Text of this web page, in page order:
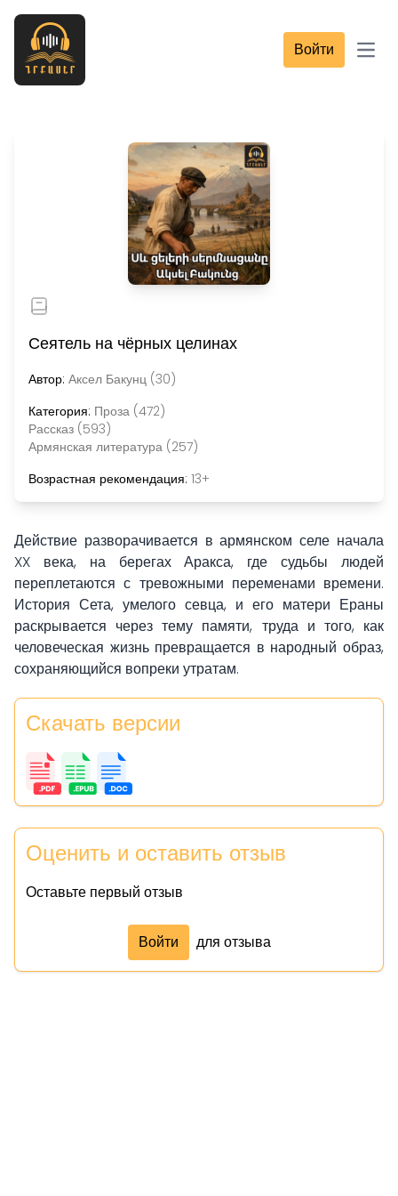
Войти
Сеятель на чёрных целинах
Автор: Аксел Бакунц (30)
Категория: Проза (472)
Рассказ (593)
Армянская литература (257)
Возрастная рекомендация: 13+
Действие разворачивается в армянском селе начала
XX века, на берегах Аракса, где судьбы людей
переплетаются с тревожными переменами времени.
История Сета, умелого севца, и его матери Ераны
раскрывается через тему памяти, труда и того, как
человеческая жизнь превращается в народный образ,
сохраняющийся вопреки утратам.
Скачать версии
Оценить и оставить отзыв
Оставьте первый отзыв
Войти для отзыва